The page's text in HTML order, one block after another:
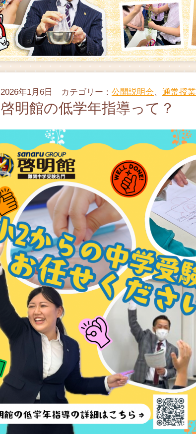
2026年1月6日 カテゴリー： 公開説明会、 通常授業
啓明館の低学年指導って？